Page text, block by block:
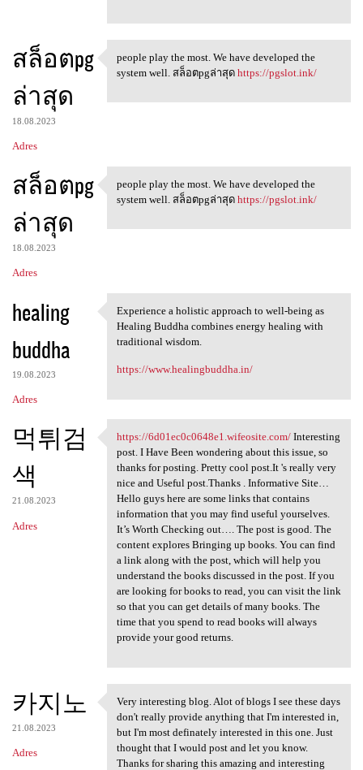
สล็อตpg
ล่าสุด
18.08.2023
Adres
people play the most. We have
people play the most. We have developed the
system well. สล็อตpgล่าสุด https://pgslot.ink/
สล็อตpg
ล่าสุด
18.08.2023
Adres
people play the most. We have
people play the most. We have developed the
system well. สล็อตpgล่าสุด https://pgslot.ink/
healing
buddha
19.08.2023
Adres
Experience a holistic
Experience a holistic approach to well-being as
Healing Buddha combines energy healing with
traditional wisdom.
https://www.healingbuddha.in/
먹튀검
색
21.08.2023
Adres
https://6d01ec0c0648e1
https://6d01ec0c0648e1.wifeosite.com/Interesting
post. I Have Been wondering about this issue, so
thanks for posting. Pretty cool post.It 's really very
nice and Useful post.Thanks . Informative Site…
Hello guys here are some links that contains
information that you may find useful yourselves.
It’s Worth Checking out…. The post is good. The
content explores Bringing up books. You can find
a link along with the post, which will help you
understand the books discussed in the post. If you
are looking for books to read, you can visit the link
so that you can get details of many books. The
time that you spend to read books will always
provide your good returns.
카지노
21.08.2023
Adres
Very interesting blog. Alot
Very interesting blog. Alot of blogs I see these days
don't really provide anything that I'm interested in,
but I'm most definately interested in this one. Just
thought that I would post and let you know.
Thanks for sharing this amazing and interesting